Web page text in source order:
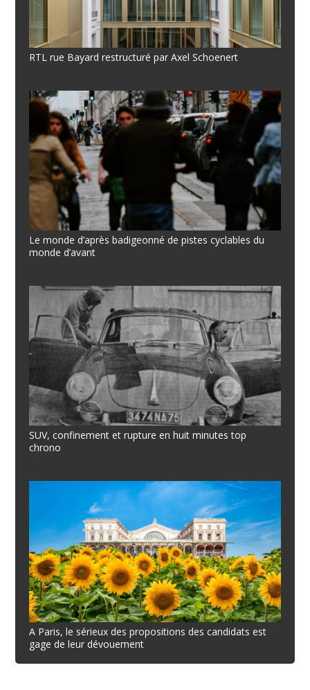
RTL rue Bayard restructuré par Axel Schoenert
Le monde d’après badigeonné de pistes cyclables du
monde d’avant
SUV, confinement et rupture en huit minutes top
chrono
A Paris, le sérieux des propositions des candidats est
gage de leur dévouement